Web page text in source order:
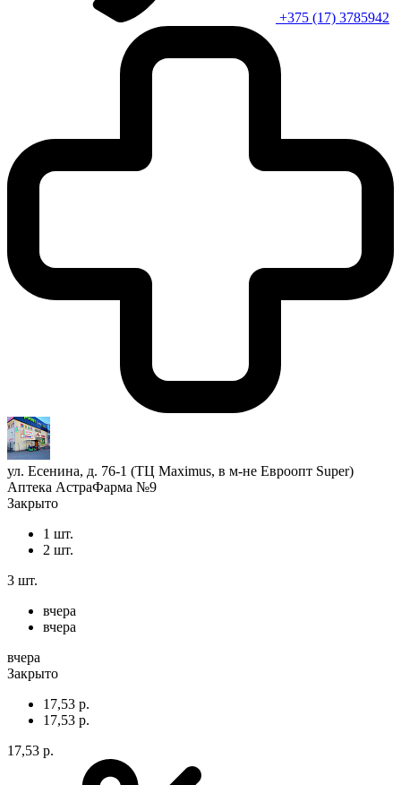
+375 (17) 3785942
ул. Есенина, д. 76-1 (ТЦ Maximus, в м-не Евроопт Super)
Аптека АстраФарма №9
Закрыто
1 шт.
2 шт.
3 шт.
вчера
вчера
вчера
Закрыто
17,53 р.
17,53 р.
17,53 р.